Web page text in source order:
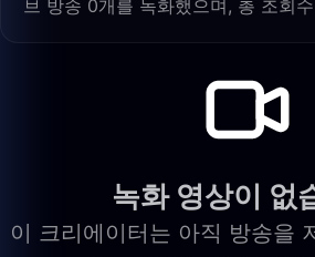
브 방송 0개를 녹화했으며, 총 조회
녹화 영상이 없
이 크리에이터는 아직 방송을